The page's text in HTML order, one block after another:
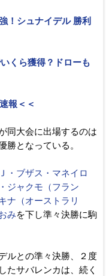
！シュナイデル 勝利
くら獲得？ドローも
報＜＜
同大会に出場するのは
勝となっている。
Ｊ・ブザス・マネイロ
ジャクモ（フラン
ナ（オーストラリ
みを下し準々決勝に駒
ルとの準々決勝、２度
たサバレンカは、続く